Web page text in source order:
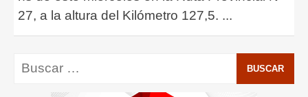
27, a la altura del Kilómetro 127,5. ...
Buscar: